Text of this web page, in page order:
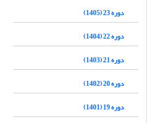
دوره 23 (1405)
دوره 22 (1404)
دوره 21 (1403)
دوره 20 (1402)
دوره 19 (1401)